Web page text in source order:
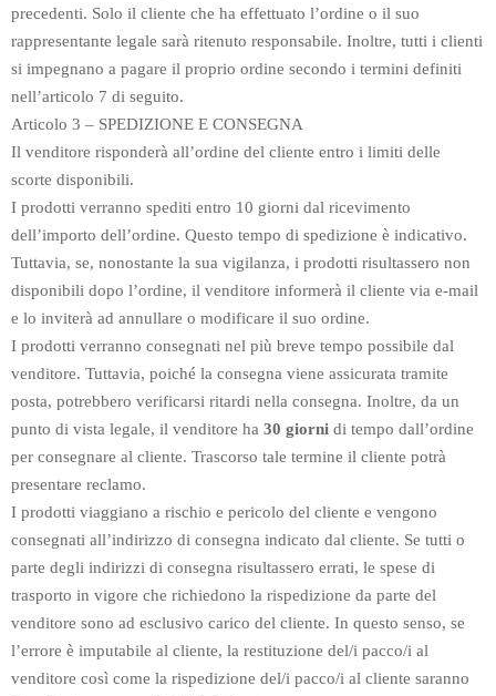
precedenti. Solo il cliente che ha effettuato l’ordine o il suo
rappresentante legale sarà ritenuto responsabile. Inoltre, tutti i clienti
si impegnano a pagare il proprio ordine secondo i termini definiti
nell’articolo 7 di seguito.
Articolo 3 – SPEDIZIONE E CONSEGNA
Il venditore risponderà all’ordine del cliente entro i limiti delle
scorte disponibili.
I prodotti verranno spediti entro 10 giorni dal ricevimento
dell’importo dell’ordine. Questo tempo di spedizione è indicativo.
Tuttavia, se, nonostante la sua vigilanza, i prodotti risultassero non
disponibili dopo l’ordine, il venditore informerà il cliente via e-mail
e lo inviterà ad annullare o modificare il suo ordine.
I prodotti verranno consegnati nel più breve tempo possibile dal
venditore. Tuttavia, poiché la consegna viene assicurata tramite
posta, potrebbero verificarsi ritardi nella consegna. Inoltre, da un
punto di vista legale, il venditore ha 30 giorni di tempo dall’ordine
per consegnare al cliente. Trascorso tale termine il cliente potrà
presentare reclamo.
I prodotti viaggiano a rischio e pericolo del cliente e vengono
consegnati all’indirizzo di consegna indicato dal cliente. Se tutti o
parte degli indirizzi di consegna risultassero errati, le spese di
trasporto in vigore che richiedono la rispedizione da parte del
venditore sono ad esclusivo carico del cliente. In questo senso, se
l’errore è imputabile al cliente, la restituzione del/i pacco/i al
venditore così come la rispedizione del/i pacco/i al cliente saranno